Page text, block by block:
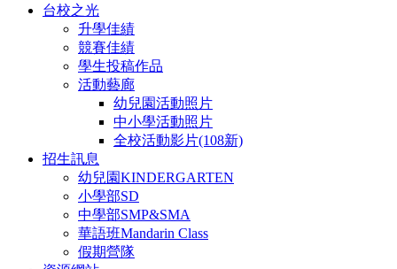
台校之光
升學佳績
競賽佳績
學生投稿作品
活動藝廊
幼兒園活動照片
中小學活動照片
全校活動影片(108新)
招生訊息
幼兒園KINDERGARTEN
小學部SD
中學部SMP&SMA
華語班Mandarin Class
假期營隊